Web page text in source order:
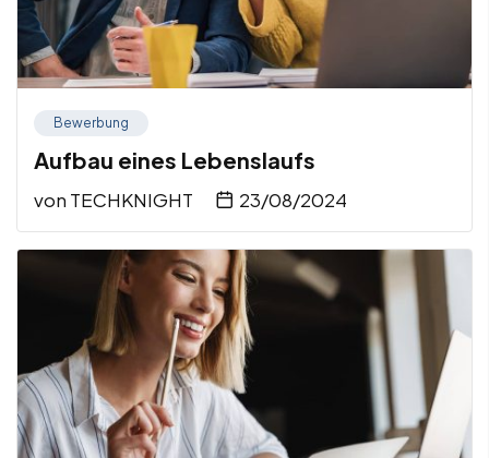
Bewerbung
Aufbau eines Lebenslaufs
von TECHKNIGHT 23/08/2024